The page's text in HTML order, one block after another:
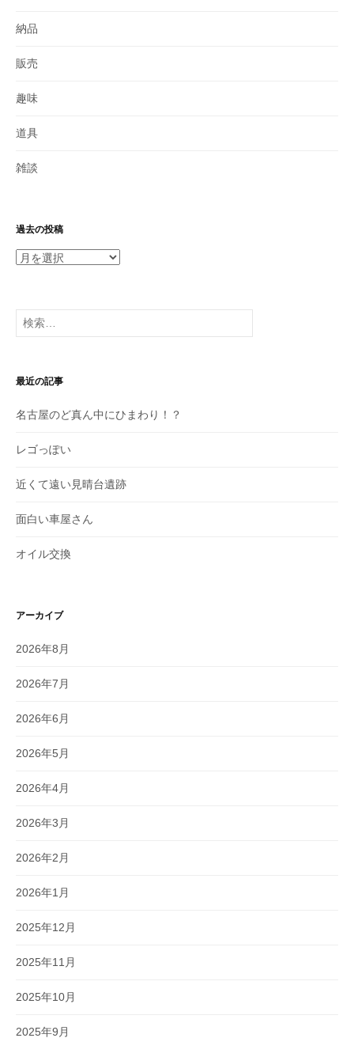
納品
販売
趣味
道具
雑談
過去の投稿
過
投
稿
検
索:
最近の記事
名古屋のど真ん中にひまわり！？
レゴっぽい
近くて遠い見晴台遺跡
面白い車屋さん
オイル交換
アーカイブ
2026年8月
2026年7月
2026年6月
2026年5月
2026年4月
2026年3月
2026年2月
2026年1月
2025年12月
2025年11月
2025年10月
2025年9月